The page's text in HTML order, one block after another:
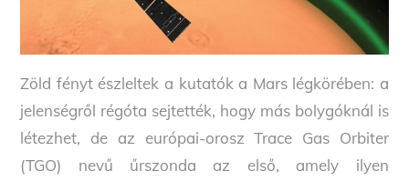
Zöld fényt észleltek a kutatók a Mars légkörében: a
jelenségről régóta sejtették, hogy más bolygóknál is
létezhet, de az európai-orosz Trace Gas Orbiter
(TGO) nevű űrszonda az első, amely ilyen